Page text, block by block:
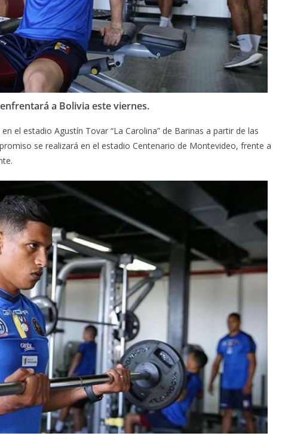
a Bolivia este viernes.
el estadio Agustín Tovar “La Carolina” de Barinas a partir de las
se realizará en el estadio Centenario de Montevideo, frente a